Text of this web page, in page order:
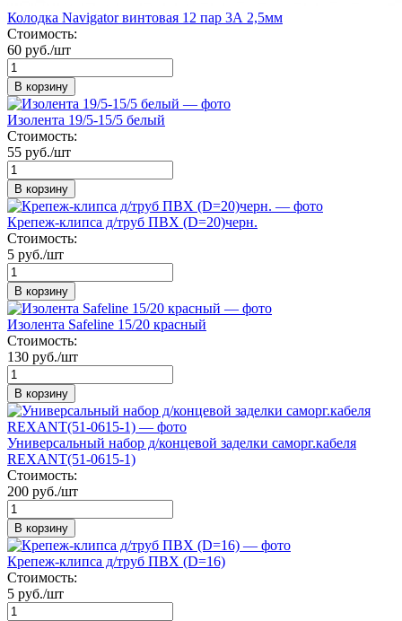
Колодка Navigator винтовая 12 пар 3А 2,5мм
Стоимость:
60 руб./шт
В корзину
Изолента 19/5-15/5 белый
Стоимость:
55 руб./шт
В корзину
Крепеж-клипса д/труб ПВХ (D=20)черн.
Стоимость:
5 руб./шт
В корзину
Изолента Safeline 15/20 красный
Стоимость:
130 руб./шт
В корзину
Универсальный набор д/концевой заделки саморг.кабеля
REXANT(51-0615-1)
Стоимость:
200 руб./шт
В корзину
Крепеж-клипса д/труб ПВХ (D=16)
Стоимость:
5 руб./шт